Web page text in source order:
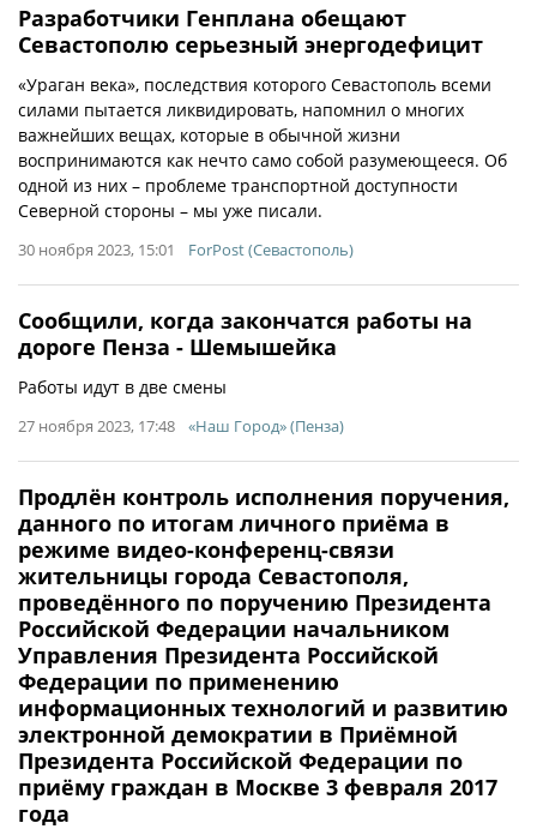
Разработчики Генплана обещают
Севастополю серьезный энергодефицит
«Ураган века», последствия которого Севастополь всеми
силами пытается ликвидировать, напомнил о многих
важнейших вещах, которые в обычной жизни
воспринимаются как нечто само собой разумеющееся. Об
одной из них – проблеме транспортной доступности
Северной стороны – мы уже писали.
30 ноября 2023, 15:01 ForPost (Севастополь)
Сообщили, когда закончатся работы на
дороге Пенза - Шемышейка
Работы идут в две смены
27 ноября 2023, 17:48 «Наш Город» (Пенза)
Продлён контроль исполнения поручения,
данного по итогам личного приёма в
режиме видео-конференц-связи
жительницы города Севастополя,
проведённого по поручению Президента
Российской Федерации начальником
Управления Президента Российской
Федерации по применению
информационных технологий и развитию
электронной демократии в Приёмной
Президента Российской Федерации по
приёму граждан в Москве 3 февраля 2017
года